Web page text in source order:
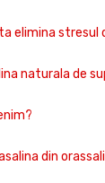
elimina stresul
naturala de
salina din oras